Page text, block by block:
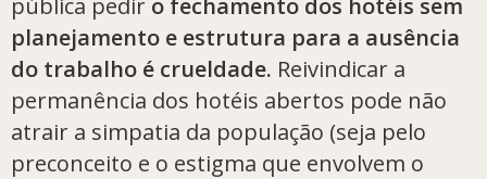
pública pedir o fechamento dos hotéis sem
planejamento e estrutura para a ausência
do trabalho é crueldade. Reivindicar a
permanência dos hotéis abertos pode não
atrair a simpatia da população (seja pelo
preconceito e o estigma que envolvem o